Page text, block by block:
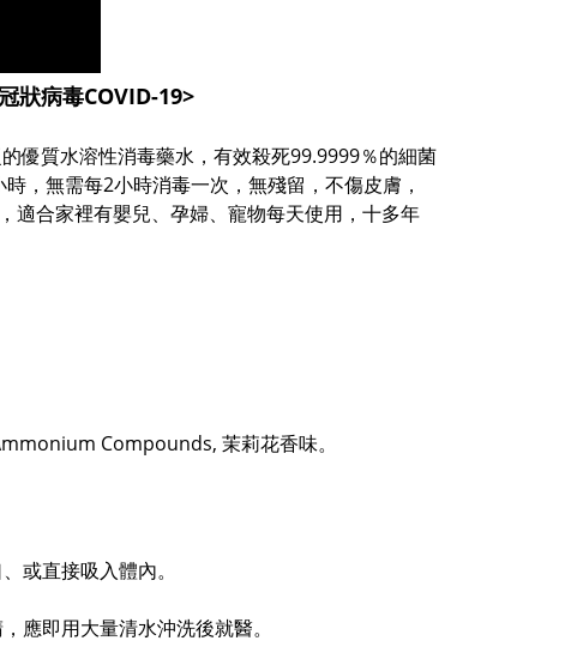
狀病毒COVID-19>
優質水溶性消毒藥水，有效殺死99.9999％的細菌
，無需每2小時消毒一次，無殘留，不傷皮膚，
適合家裡有嬰兒、孕婦、寵物每天使用，十多年
Compounds, 茉莉花香味。
或直接吸入體內。
應即用大量清水沖洗後就醫。